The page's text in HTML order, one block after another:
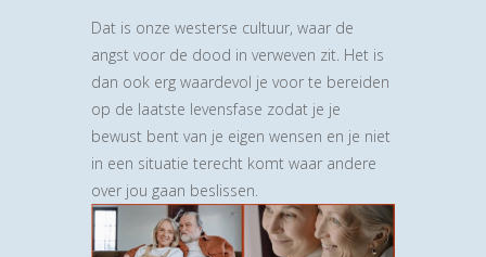
Dat is onze westerse cultuur, waar de
angst voor de dood in verweven zit. Het is
dan ook erg waardevol je voor te bereiden
op de laatste levensfase zodat je je
bewust bent van je eigen wensen en je niet
in een situatie terecht komt waar andere
over jou gaan beslissen.